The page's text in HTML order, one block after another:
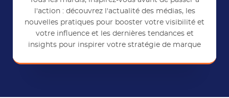
l'action : découvrez l'actualité des médias, les
nouvelles pratiques pour booster votre visibilité et
votre influence et les dernières tendances et
insights pour inspirer votre stratégie de marque